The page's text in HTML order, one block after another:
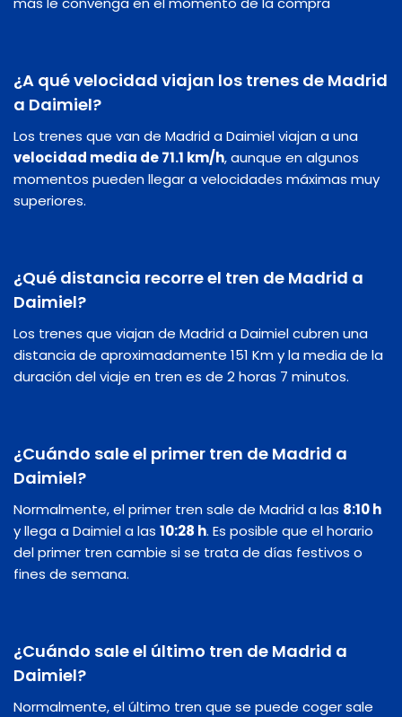
¿A qué velocidad viajan los trenes de Madrid
a Daimiel?
Los trenes que van de Madrid a Daimiel viajan a una
velocidad media de 71.1 km/h, aunque en algunos
momentos pueden llegar a velocidades máximas muy
superiores.
¿Qué distancia recorre el tren de Madrid a
Daimiel?
Los trenes que viajan de Madrid a Daimiel cubren una
distancia de aproximadamente 151 Km y la media de la
duración del viaje en tren es de 2 horas 7 minutos.
¿Cuándo sale el primer tren de Madrid a
Daimiel?
Normalmente, el primer tren sale de Madrid a las 8:10 h
y llega a Daimiel a las 10:28 h. Es posible que el horario
del primer tren cambie si se trata de días festivos o
fines de semana.
¿Cuándo sale el último tren de Madrid a
Daimiel?
Normalmente, el último tren que se puede coger sale